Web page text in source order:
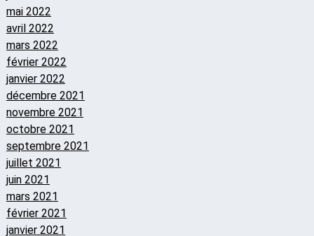
mai 2022
avril 2022
mars 2022
février 2022
janvier 2022
décembre 2021
novembre 2021
octobre 2021
septembre 2021
juillet 2021
juin 2021
mars 2021
février 2021
janvier 2021